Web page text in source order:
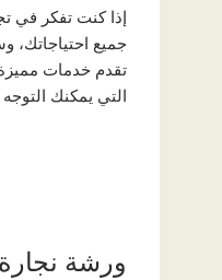
إذا كنت تفكر في
جميع احتياجاتك،
تقدم خدمات
التي يمكنك
ورشة